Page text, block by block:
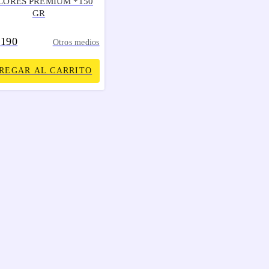
GR
190 Otros medios
AL CARRITO